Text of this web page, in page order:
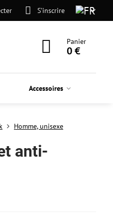
S’inscrire
Panier
0 €
Accessoires
Homme, unisexe
anti-